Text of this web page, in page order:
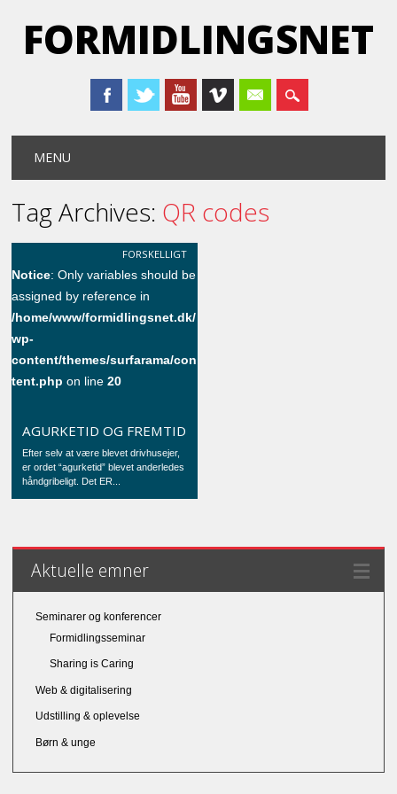
FORMIDLINGSNET
Main menu
MENU
Tag Archives: QR codes
Notice: Only variables should be
assigned by reference in
/home/www/formidlingsnet.dk/
wp-
content/themes/surfarama/con
tent.php on line20
FORSKELLIGT
AGURKETID OG FREMTID
Efter selv at være blevet drivhusejer,
er ordet “agurketid” blevet anderledes
håndgribeligt. Det ER...
Aktuelle emner
Seminarer og konferencer
Formidlingsseminar
Sharing is Caring
Web & digitalisering
Udstilling & oplevelse
Børn & unge